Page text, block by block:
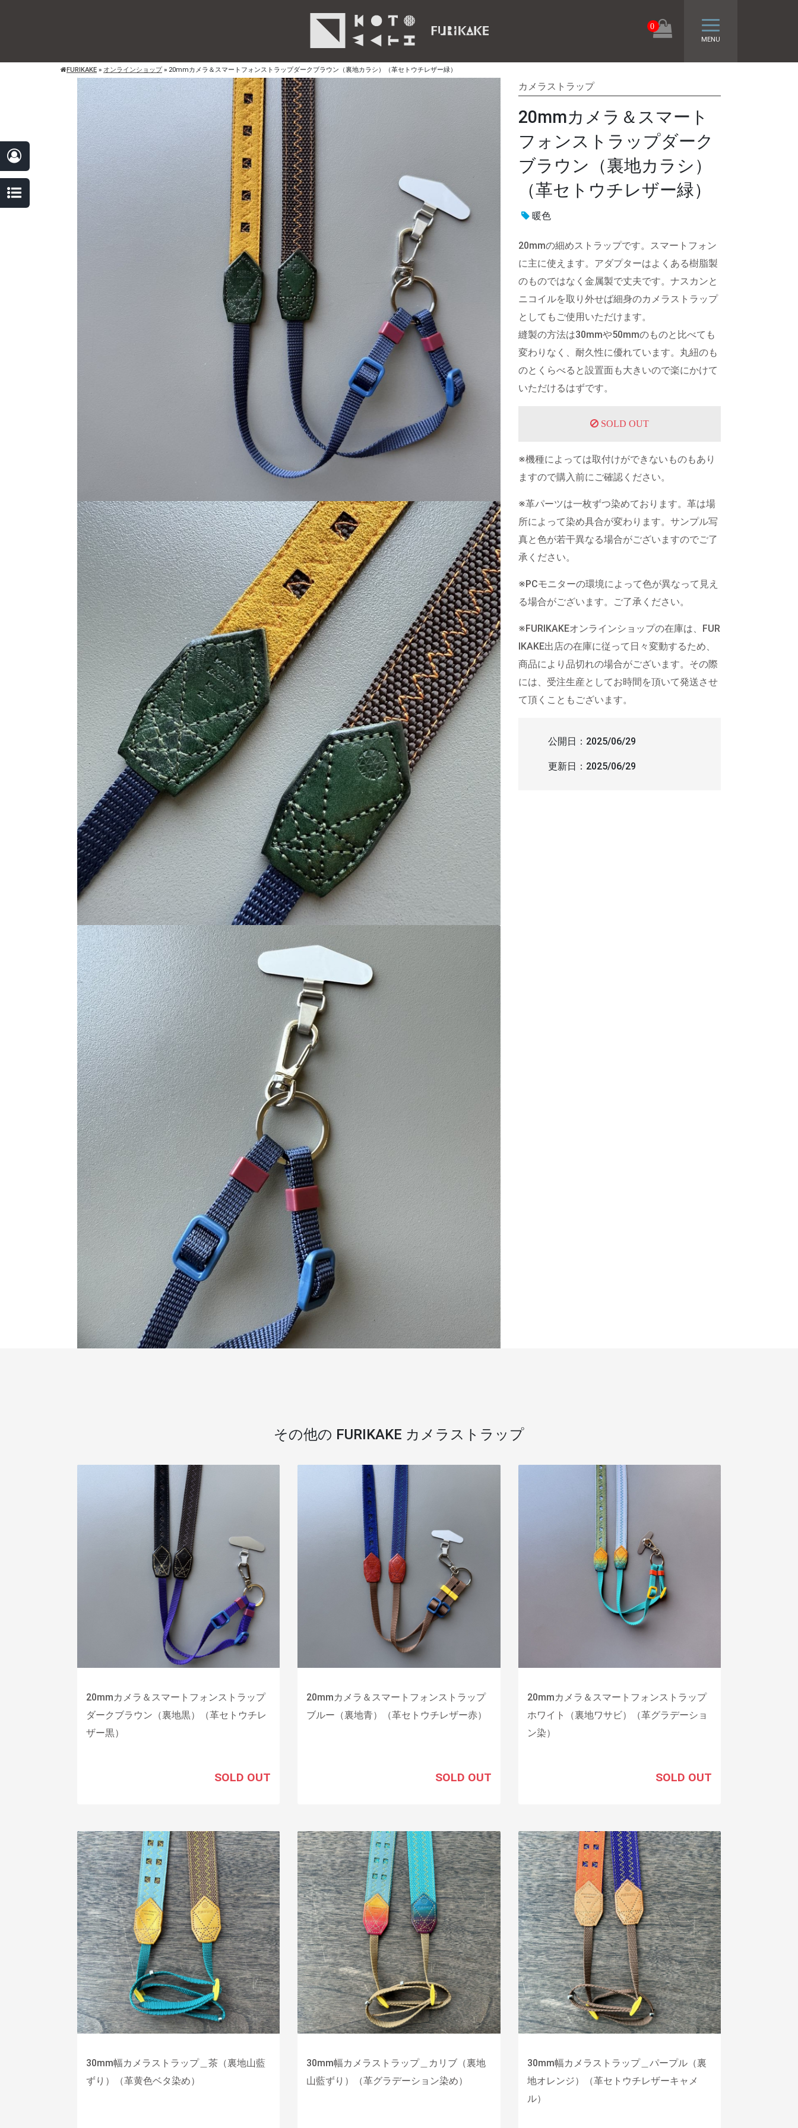
0 トグル ナビゲーシ
MENU
FURIKAKE » オンラインショップ» 20mmカメラ＆スマートフォンストラップダークブラウン（裏地カラシ）（革セトウチレザー緑）
カメラストラップ
20mmカメラ＆スマート
フォンストラップダーク
ブラウン（裏地カラシ）
（革セトウチレザー緑）
暖色
20mmの細めストラップです。スマートフォン
に主に使えます。アダプターはよくある樹脂製
のものではなく金属製で丈夫です。ナスカンと
ニコイルを取り外せば細身のカメラストラップ
としてもご使用いただけます。
縫製の方法は30mmや50mmのものと比べても
変わりなく、耐久性に優れています。丸紐のも
のとくらべると設置面も大きいので楽にかけて
いただけるはずです。
SOLD OUT
※機種によっては取付けができないものもあり
ますので購入前にご確認ください。
※革パーツは一枚ずつ染めております。革は場
所によって染め具合が変わります。サンプル写
真と色が若干異なる場合がございますのでご了
承ください。
※PCモニターの環境によって色が異なって見え
る場合がございます。ご了承ください。
※FURIKAKEオンラインショップの在庫は、FUR
IKAKE出店の在庫に従って日々変動するため、
商品により品切れの場合がございます。その際
には、受注生産としてお時間を頂いて発送させ
て頂くこともございます。
公開日： 2025/06/29
更新日： 2025/06/29
その他の FURIKAKE カメラストラップ
20mmカメラ＆スマートフォンストラップ
ダークブラウン（裏地黒）（革セトウチレ
ザー黒）
SOLD OUT
20mmカメラ＆スマートフォンストラップ
ブルー（裏地青）（革セトウチレザー赤）
SOLD OUT
20mmカメラ＆スマートフォンストラップ
ホワイト（裏地ワサビ）（革グラデーショ
ン染）
SOLD OUT
30mm幅カメラストラップ＿茶（裏地山藍
ずり）（革黄色ベタ染め）
30mm幅カメラストラップ＿カリブ（裏地
山藍ずり）（革グラデーション染め）
30mm幅カメラストラップ＿パープル（裏
地オレンジ）（革セトウチレザーキャメ
ル）